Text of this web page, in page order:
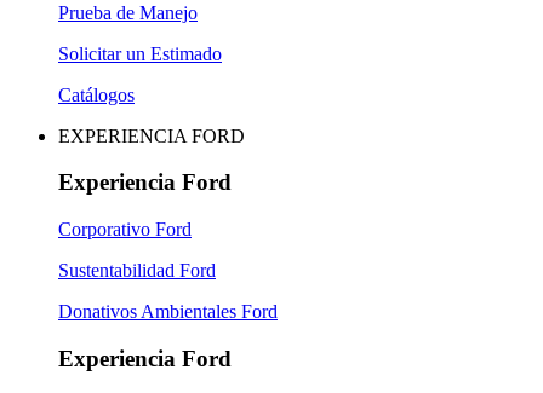
Prueba de Manejo
Solicitar un Estimado
Catálogos
EXPERIENCIA FORD
Experiencia Ford
Corporativo Ford
Sustentabilidad Ford
Donativos Ambientales Ford
Experiencia Ford